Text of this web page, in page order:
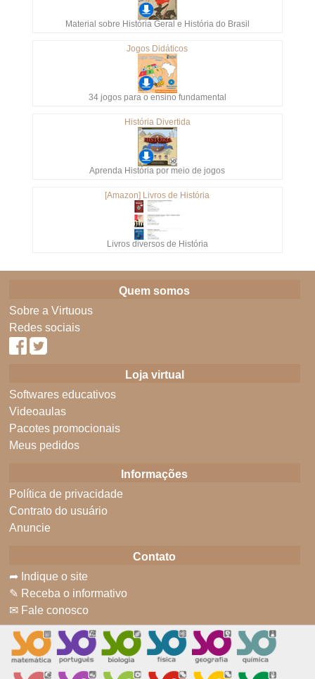
Material sobre História Geral e História do Brasil
Jogos Didáticos
34 jogos para o ensino fundamental
História Divertida
Aprenda História por meio de jogos
[Amazon] Livros de História
Livros diversos de História
Quem somos
Sobre a Virtuous
Redes sociais
Loja virtual
Softwares educativos
Videoaulas
Pacotes promocionais
Meus pedidos
Informações
Política de privacidade
Contrato do usuário
Anuncie
Contato
➦ Indique o site
✎ Receba o informativo
✉ Fale conosco